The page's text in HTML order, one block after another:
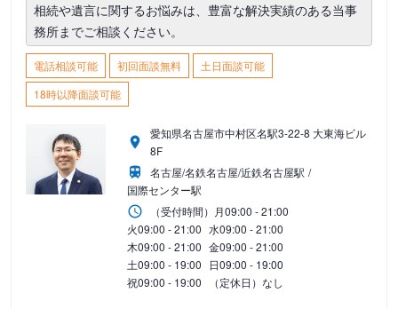
相続や遺言に関するお悩みは、豊富な解決実績のある当事
務所までご相談ください。
電話相談可能 初回面談無料
土日面談可能
18時以降面談可能
愛知県名古屋市中村区名駅3-22-8 大東海ビル
8F
名古屋/名鉄名古屋/近鉄名古屋駅
国際センター駅
（受付時間） 月09:00 - 21:00
火09:00 - 21:00 水09:00 - 21:00
木09:00 - 21:00 金09:00 - 21:00
土09:00 - 19:00 日09:00 - 19:00
祝09:00 - 19:00 （定休日）なし